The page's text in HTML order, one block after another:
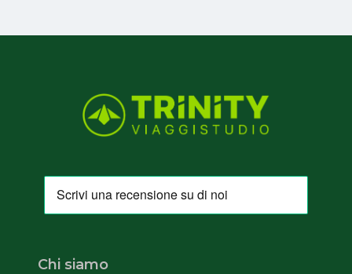
Chi siamo